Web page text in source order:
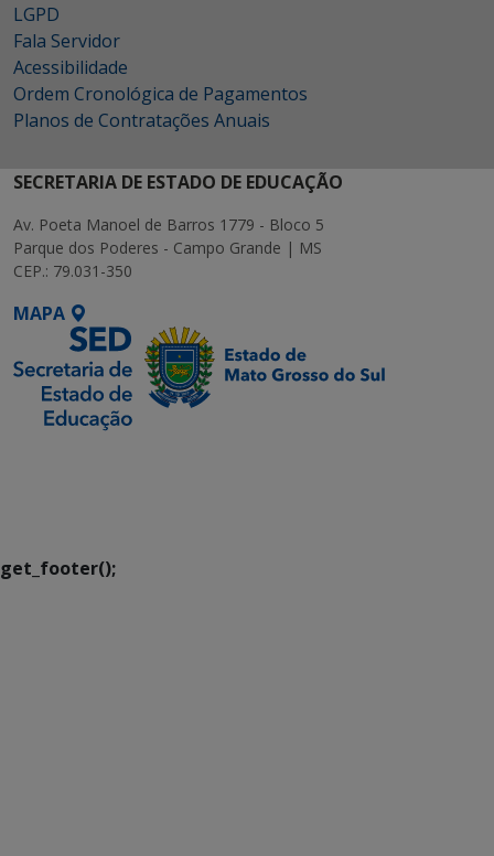
LGPD
Fala Servidor
Acessibilidade
Ordem Cronológica de Pagamentos
Planos de Contratações Anuais
SECRETARIA DE ESTADO DE EDUCAÇÃO
Av. Poeta Manoel de Barros 1779 - Bloco 5
Parque dos Poderes - Campo Grande | MS
CEP.: 79.031-350
MAPA
get_footer();